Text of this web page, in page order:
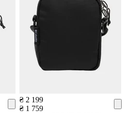
₴ 2 199
₴ 1 759